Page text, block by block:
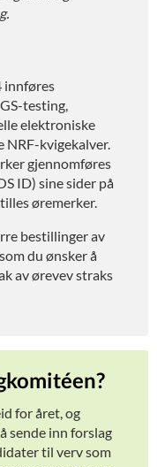
innføres
testing,
elektroniske
kvigekalver.
gjennomføres
ID) sine sider på
øremerker.
bestillinger av
du ønsker å
av ørevev straks
for året, og
sende inn forslag
til verv som